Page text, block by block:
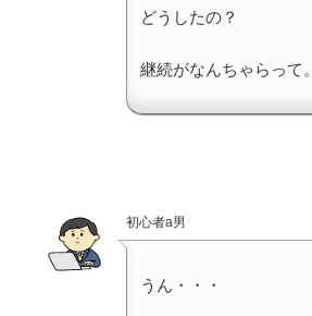
どうしたの？
継続がなんちゃらって。
初心者a男
うん・・・